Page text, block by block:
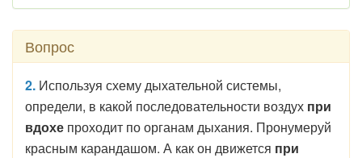
Вопрос
2. Используя схему дыхательной системы,
определи, в какой последовательности воздух при
вдохе проходит по органам дыхания. Пронумеруй
красным карандашом. А как он движется при